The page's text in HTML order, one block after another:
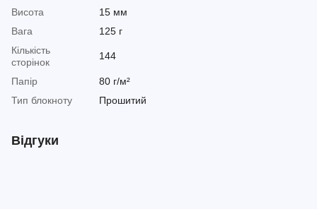
Висота
15 мм
Вага
125 г
Кількість
сторінок
144
Папір
80 г/м²
Тип блокноту
Прошитий
Відгуки